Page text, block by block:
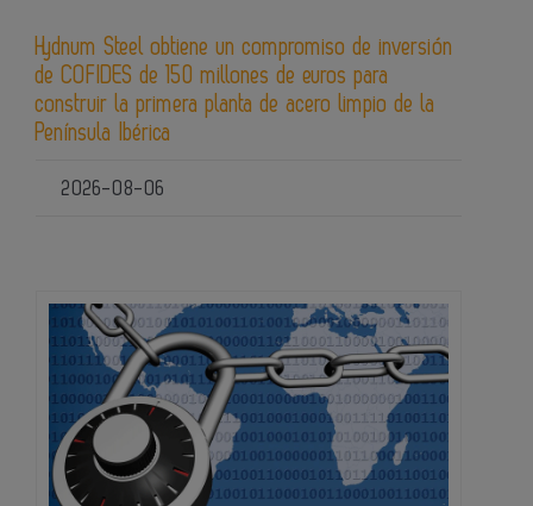
Hydnum Steel obtiene un compromiso de inversión
de COFIDES de 150 millones de euros para
construir la primera planta de acero limpio de la
Península Ibérica
2026-08-06